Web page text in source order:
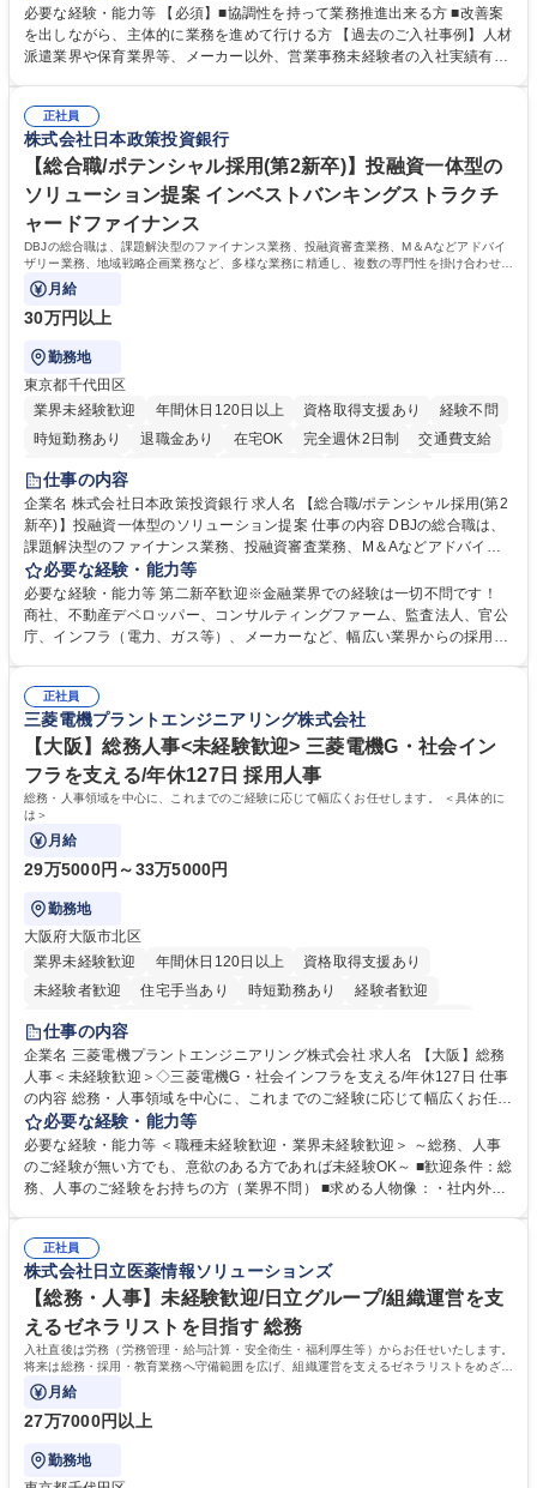
善をお任せ。 【教育制度】ご入社後、育成担当とペアになりながらOJTに
て業務を覚えていただくことが可能です。業務システムがきちんと構築さ
れているため、スムーズに仕事に慣れることができる環境です。また、
募集職種 【大阪・京都・滋賀】営業事務 ※未経験可
必要な経験・能力等 【必須】■協調性を持って業務推進出来る方 ■改善案
を出しながら、主体的に業務を進めて行ける方 【過去のご入社事例】人材
派遣業界や保育業界等、メーカー以外、営業事務未経験者の入社実績有
えて、お客様や社員の状況に合わせ、能動的なサポート、改善の動きも期
待され。組織を支えるスペシャリストとして、チームに貢献し、結果的に
社員から頼られる存在になることができます。平均19:30の退勤以降の業
務の持ち帰りも禁止されており、メリハリのある働き方となります。 学
歴・資格 学歴：大学院 大学 高専 短大 語学力： 資格：
正社員
株式会社日本政策投資銀行
【総合職/ポテンシャル採用(第2新卒)】投融資一体型の
ソリューション提案 インベストバンキングストラクチ
ャードファイナンス
DBJの総合職は、課題解決型のファイナンス業務、投融資審査業務、M＆Aなどアドバイ
ザリー業務、地域戦略企画業務など、多様な業務に精通し、複数の専門性を掛け合わせて
広く社会に貢献していく職種です。
月給
30万円以上
勤務地
東京都千代田区
業界未経験歓迎
年間休日120日以上 資格取得支援あり
経験不問
時短勤務あり
退職金あり 在宅OK 完全週休2日制
交通費支給
駅近5分以内
食事補助あり
託児所あり
仕事の内容
企業名 株式会社日本政策投資銀行 求人名 【総合職/ポテンシャル採用(第2
新卒)】投融資一体型のソリューション提案 仕事の内容 DBJの総合職は、
課題解決型のファイナンス業務、投融資審査業務、M＆Aなどアドバイザ
リー業務、地域戦略企画業務など、多様な業務に精通し、複数の専門性を
掛け合わせて広く社会に貢献していく職種です。 入社後は、横断的なロー
テーションを経て適性や専門性に応じたキャリアを形成していただきま
す。総合職として入社いただき、下記いずれかの部門でご活躍いただきま
ート・ナレッジ業務 ※それぞれの業務内容に関しては、別途その他労働条
件備考欄に記載 募集職種 【総合職/ポテンシャル採用(第2新卒)】投融資一
体型のソリューション提案
必要な経験・能力等
必要な経験・能力等 第二新卒歓迎※金融業界での経験は一切不問です！
商社、不動産デベロッパー、コンサルティングファーム、監査法人、官公
庁、インフラ（電力、ガス等）、メーカーなど、幅広い業界からの採用実
く高い志を併せもった人材を求めています。ポテンシャル採用（第2新
卒）では、金融業界での経験や知識を問いません。新たな時代を見据え
て、複雑化する社会課題の解決に向けて先鞭をつける役割を担いたい、と
いう気概をお持ちの方を心待ちにしています。 学歴・資格 学歴：大学院
大学 語学力： 資格：
正社員
三菱電機プラントエンジニアリング株式会社
【大阪】総務人事<未経験歓迎> 三菱電機G・社会イン
フラを支える/年休127日 採用人事
総務・人事領域を中心に、これまでのご経験に応じて幅広くお任せします。 ＜具体的に
は＞
月給
29万5000円～33万5000円
勤務地
大阪府大阪市北区
業界未経験歓迎
年間休日120日以上
資格取得支援あり
未経験者歓迎
住宅手当あり 時短勤務あり
経験者歓迎
退職金あり
駅近5分以内
土日祝休み 服装自由 寮・社宅あり 食事補助あり
仕事の内容
企業名 三菱電機プラントエンジニアリング株式会社 求人名 【大阪】総務
人事＜未経験歓迎＞◇三菱電機G・社会インフラを支える/年休127日 仕事
の内容 総務・人事領域を中心に、これまでのご経験に応じて幅広くお任せ
します。 ＜具体的には＞ ・総務/人事労務（給与・社保・勤怠管理など）
・採用・教育研修 ・福利厚生運用 など ※基本的には事務所勤務ですが、
採用や教育等の業務内容により、関西圏以外への日帰り・宿泊を伴う国内
出張もございます。 ※担当業務を持ちつつ、お互いに助け合いながら、総
必要な経験・能力等
必要な経験・能力等 ＜職種未経験歓迎・業界未経験歓迎＞ ～総務、人事
のご経験が無い方でも、意欲のある方であれば未経験OK～ ■歓迎条件：総
務、人事のご経験をお持ちの方（業界不問） ■求める人物像：・社内外の
正社員
株式会社日立医薬情報ソリューションズ
【総務・人事】未経験歓迎/日立グループ/組織運営を支
えるゼネラリストを目指す 総務
入社直後は労務（労務管理・給与計算・安全衛生・福利厚生等）からお任せいたします。
将来は総務・採用・教育業務へ守備範囲を広げ、組織運営を支えるゼネラリストをめざせ
ます。
月給
27万7000円以上
勤務地